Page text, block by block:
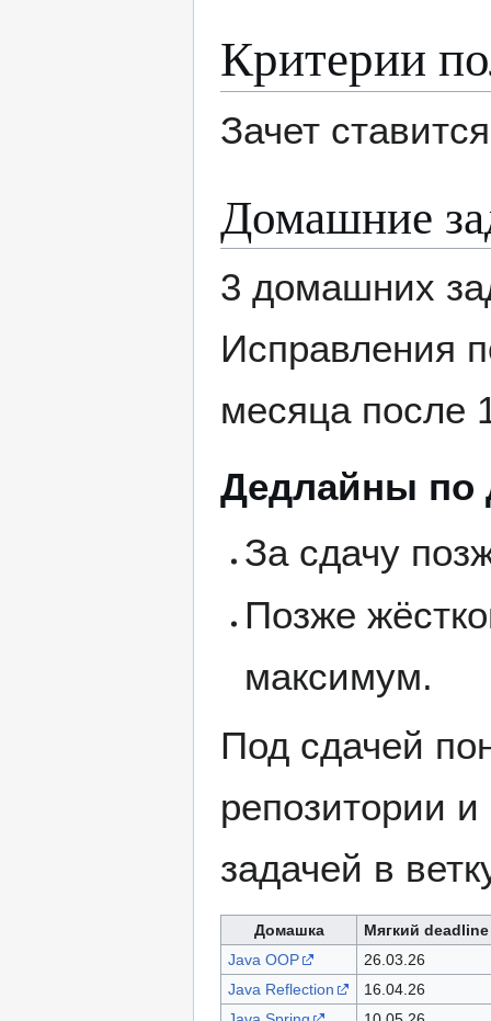
Критерии
Зачет
Домашние
3 домашних
Исправления
месяца после
Дедлайны по
За сдачу
Позже
максимум.
Под сдачей
репозитории
задачей в
Домашка
Мягкий deadline
Java OOP
26.03.26
Java Reflection
16.04.26